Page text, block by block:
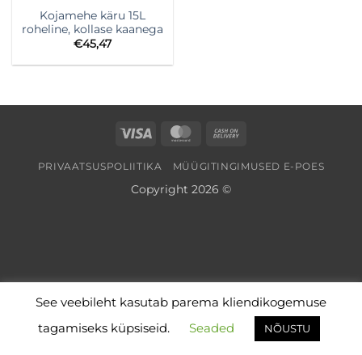
Kojamehe käru 15L
roheline, kollase kaanega
€45,47
Visa MasterCard
Delivery
PRIVAATSUSPOLIITIKA MÜÜGITINGIMUSED E-POES
Copyright 2026 ©
See veebileht kasutab parema kliendikogemuse
tagamiseks küpsiseid.
Seaded NÕUSTU